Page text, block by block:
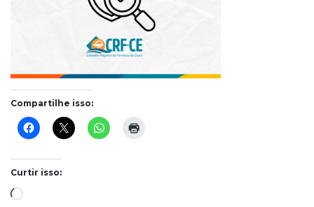
Compartilhe isso:
Curtir isso:
Carregando...